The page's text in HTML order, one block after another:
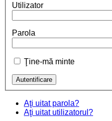
Utilizator
Parola
Ţine-mă minte
Aţi uitat parola?
Aţi uitat utilizatorul?